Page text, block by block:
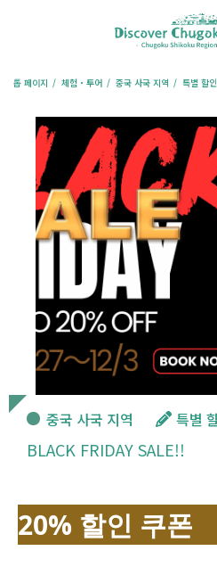
톱 페이지 체험・투어 중국 사국 지역 특별 할인
중국 사국 지역 특별
BLACK FRIDAY SALE!!
20% 할인 쿠폰
체
험・
추천
코스